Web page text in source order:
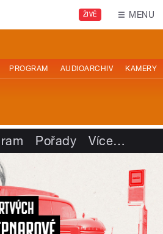
ŽIVĚ MENU
PROGRAM AUDIOARCHIV KAMERY
Pořady Více…